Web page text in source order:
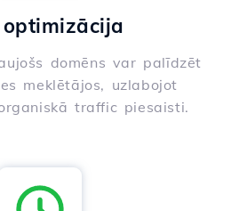
optimizācija
domēns var palīdzēt
meklētājos, uzlabojot
traffic piesaisti.